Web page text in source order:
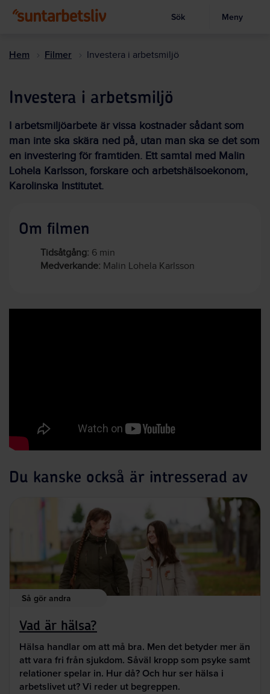
till
Visa sökruta
Sök Meny
Hem Filmer Investera i arbetsmiljö
Investera i arbetsmiljö
I arbetsmiljöarbete är vissa kostnader sådant som
man inte ska skära ned på, utan man ska se det som
en investering för framtiden. Ett samtal med Malin
Lohela Karlsson, forskare och arbetshälsoekonom,
Karolinska Institutet.
Om filmen
Tidsåtgång: 6 min
Medverkande: Malin Lohela Karlsson
Du kanske också är intresserad av
Så gör andra
Vad är hälsa?
Hälsa handlar om att må bra. Men det betyder mer än
att vara fri från sjukdom. Såväl kropp som psyke samt
relationer spelar in. Hur då? Och hur ser hälsa i
arbetslivet ut? Vi reder ut begreppen.